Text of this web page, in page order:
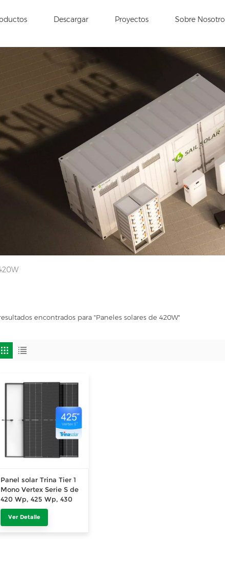
Descargar Proyectos Sobre
encontrados para "Paneles solares de 420W"
Panel solar Trina Tier 1
Mono Vertex Serie S de
420 Wp, 425 Wp, 430
Wp y 435 Wp con marco
negro, módulo
fotovoltaico de 405 Wp,
Ver Detalle